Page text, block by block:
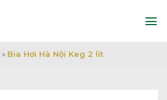
» Bia Hơi Hà Nội Keg 2 lít